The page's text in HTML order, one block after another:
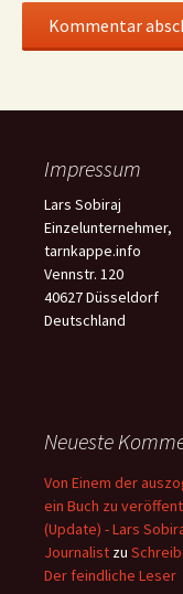
Impressum
Lars Sobiraj
Einzelunternehmer,
tarnkappe.info
Vennstr. 120
40627 Düsseldorf
Deutschland
Neueste
Von Einem der
ein Buch zu
(Update) - Lars
Journalist zu
Der feindliche Leser